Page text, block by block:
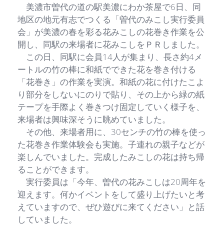
美濃市曽代の道の駅美濃にわか茶屋で6日、同
地区の地元有志でつくる「曽代のみこし実行委員
会」が美濃の春を彩る花みこしの花巻き作業を公
開し、同駅の来場者に花みこしをＰＲしました。
この日、同駅に会員14人が集まり、長さ約4メ
ートルの竹の棒に和紙でできた花を巻き付ける
「花巻き」の作業を実演。和紙の花に付けたこよ
り部分をしないにのりで貼り、その上から緑の紙
テープを手際よく巻きつけ固定していく様子を、
来場者は興味深そうに眺めていました。
その他、来場者用に、30センチの竹の棒を使っ
た花巻き作業体験会も実施。子連れの親子などが
楽しんでいました。完成したみこしの花は持ち帰
ることができます。
実行委員は「今年、曽代の花みこしは20周年を
迎えます。何かイベントをして盛り上げたいと考
えていますので、ぜひ遊びに来てください」と話
していました。